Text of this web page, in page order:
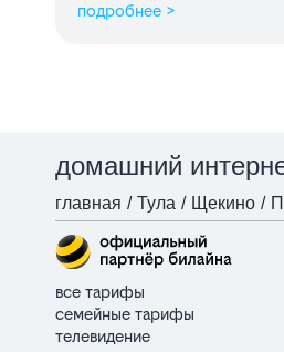
подробнее >
домашний
главная / Тула / Щекино /
все тарифы
семейные тарифы
телевидение